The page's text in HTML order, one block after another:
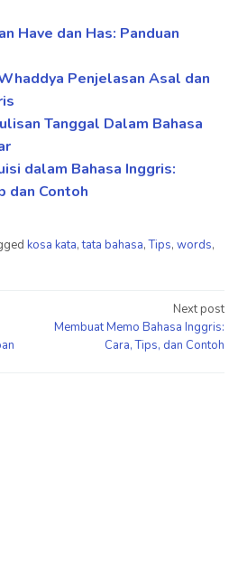
Have dan Has: Panduan
Penjelasan Asal dan
Tanggal Dalam Bahasa
dalam Bahasa Inggris:
dan Contoh
kosa kata,tata bahasa,Tips, words,
Next post
Membuat Memo Bahasa Inggris:
Cara, Tips, dan Contoh